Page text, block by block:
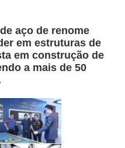
aço de renome
em estruturas de
em construção de
a mais de 50